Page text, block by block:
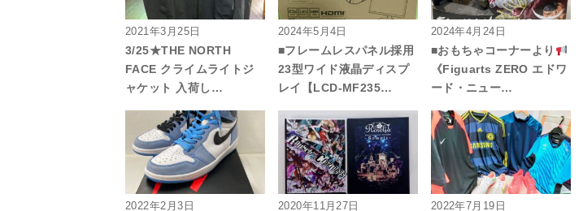
2021年3月25日
3/25★THE NORTH
FACE クライムライトジ
ャケット 入荷し…
2024年5月4日
■フレームレスパネル採用
23型ワイド液晶ディスプ
レイ【LCD-MF235…
2024年4月24日
■おもちゃコーナーより
《Figuarts ZERO エドワ
ード・ニュー…
2022年2月3日
2020年11月27日
2022年7月19日